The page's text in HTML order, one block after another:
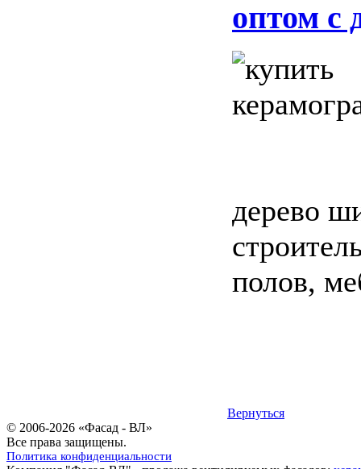
оптом с
дерево
полов,
Вернуться
© 2006-2026 «Фасад - ВЛ»
Все права защищены.
Политика конфиденциальности